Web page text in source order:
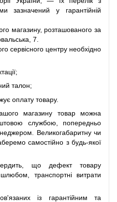
зазначений у гарантійній
магазину, розташованого за
7.
сервісного центру необхідно
талон;
оплату товару.
магазину товар можна
службою, попередньо
Великогабаритну чи
самостійно з будь-якої
що дефект товару
транспортні витрати
із гарантійним та